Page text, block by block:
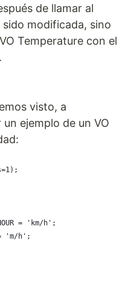
de llamar al
modificada, sino
Temperature con el
visto, a
ejemplo de un VO
= 'km/h';
'm/h';